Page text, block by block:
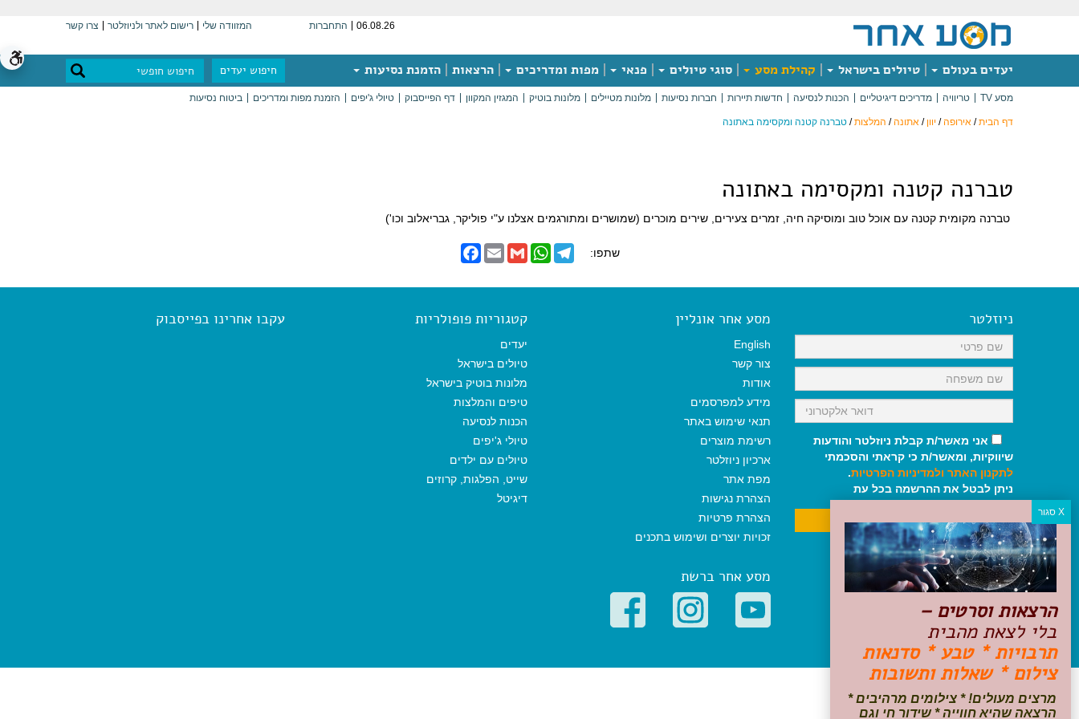
06.08.26 התחברות המזוודה שלי רישום לאתר ולניוזלטר צרו קשר
יעדים בעולם טיולים בישראל קהילת מסע סוגי טיולים פנאי מפות ומדריכים הרצאות הזמנת נסיעות חיפוש יעדים
מסע TV טריוויה מדריכים דיגיטליים הכנות לנסיעה חדשות תיירות חברות נסיעות מלונות מטיילים מלונות בוטיק המגזין המקוון דף הפייסבוק טיולי ג'יפים הזמנת מפות ומדריכים ביטוח נסיעות
דף הבית/ אירופה/ יוון / אתונה/ המלצות/ טברנה קטנה ומקסימה באתונה
טברנה קטנה ומקסימה באתונה
טברנה מקומית קטנה עם אוכל טוב ומוסיקה חיה, זמרים צעירים, שירים מוכרים (שמושרים ומתורגמים אצלנו ע"י פוליקר, גבריאלוב וכו')
שתפו:
F
a
e
o
o
E
m
i
G
m
i
W
h
t
T
e
e
ניוזלטר
אני מאשר/ת קבלת ניוזלטר והודעות
שיווקיות, ומאשר/ת כי קראתי והסכמתי
לתקנון האתר ולמדיניות הפרטיות.
ניתן לבטל את ההרשמה בכל עת
מסע אחר אונליין
English
צור קשר
אודות
מידע למפרסמים
תנאי שימוש באתר
רשימת מוצרים
ארכיון ניוזלטר
מפת אתר
הצהרת נגישות
הצהרת פרטיות
זכויות יוצרים ושימוש בתכנים
מסע אחר ברשת
קטגוריות פופולריות
יעדים
טיולים בישראל
מלונות בוטיק בישראל
טיפים והמלצות
הכנות לנסיעה
טיולי ג'יפים
טיולים עם ילדים
שייט, הפלגות, קרוזים
דיגיטל
עקבו אחרינו בפייסבוק
הרצאות וסרטים –
בלי לצאת מהבית
תרבויות * טבע * סדנאות
צילום * שאלות ותשובות
מרצים מעולים! * צילומים מרהיבים *
הרצאה שהיא חווייה * שידור חי וגם